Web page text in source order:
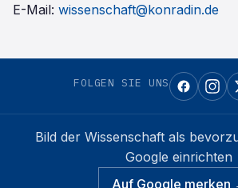
E-Mail: wissenschaft@konradin.de
FOLGEN SIE UNS
Bild der Wissenschaft als
Google einrichten
Auf Google merken